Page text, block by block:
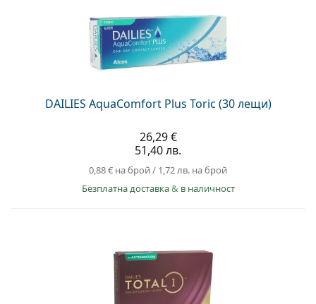
DAILIES AquaComfort Plus Toric (30 лещи)
26,29 €
51,40 лв.
0,88 € на брой/ 1,72 лв. на брой
Безплатна доставка& в наличност